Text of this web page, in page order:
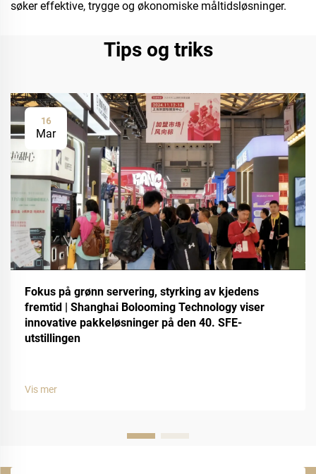
søker effektive, trygge og økonomiske måltidsløsninger.
Tips og triks
16
Mar
Fokus på grønn servering, styrking av kjedens
fremtid | Shanghai Bolooming Technology viser
innovative pakkeløsninger på den 40. SFE-
utstillingen
Vis mer